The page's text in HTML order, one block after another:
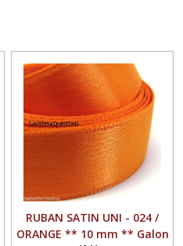
RUBAN SATIN UNI - 024 /
ORANGE ** 10 mm ** Galon